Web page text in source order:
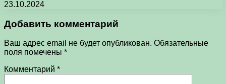
23.10.2024
Добавить комментарий
Ваш адрес email не будет опубликован. Обязательные
поля помечены *
Комментарий *